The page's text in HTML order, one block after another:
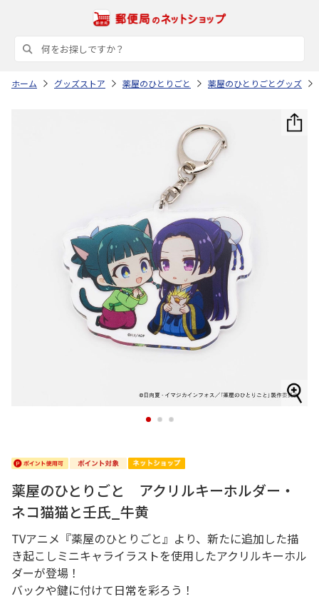
ホーム グッズストア 薬屋のひとりごと 薬屋のひとりごとグッズ
1 2 3
薬屋のひとりごと アクリルキーホルダー・
ネコ猫猫と壬氏_牛黄
TVアニメ『薬屋のひとりごと』より、新たに追加した描
き起こしミニキャライラストを使用したアクリルキーホル
ダーが登場！
バックや鍵に付けて日常を彩ろう！